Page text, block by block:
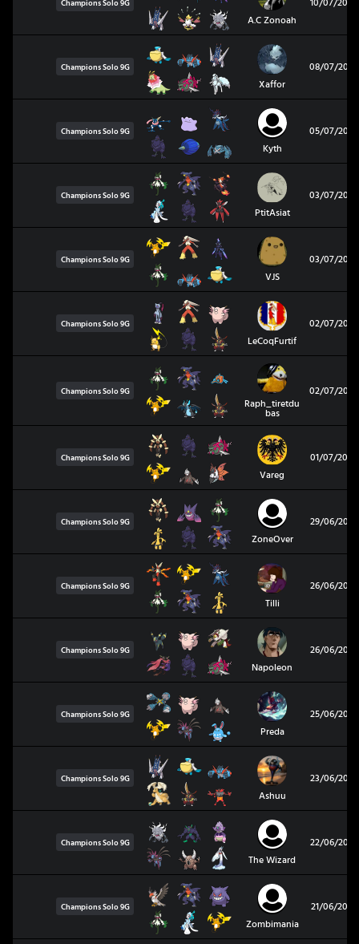
Champions Solo 9G
A.C Zonoah
10/07/2026
Champions Solo 9G
Xaffor
08/07/2026
Champions Solo 9G
Kyth
05/07/2026
Champions Solo 9G
PtitAsiat
03/07/2026
Champions Solo 9G
VJS
03/07/2026
Champions Solo 9G
LeCoqFurtif
02/07/2026
Champions Solo 9G
Raph_tiretdu
bas
02/07/2026
Champions Solo 9G
Vareg
01/07/2026
Champions Solo 9G
ZoneOver
29/06/2026
Champions Solo 9G
Tilli
26/06/2026
Champions Solo 9G
Napoleon
26/06/2026
Champions Solo 9G
Preda
25/06/2026
Champions Solo 9G
Ashuu
23/06/2026
Champions Solo 9G
The Wizard
22/06/2026
Champions Solo 9G
Zombimania
21/06/2026